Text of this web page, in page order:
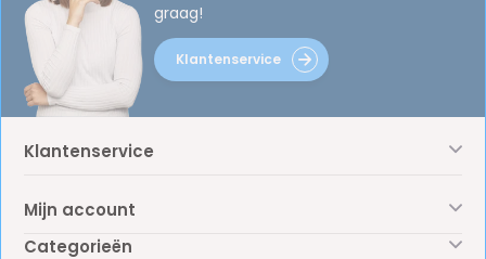
graag!
Klantenservice
Klantenservice
Mijn account
Categorieën